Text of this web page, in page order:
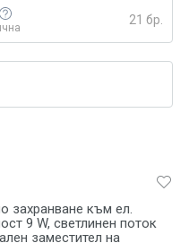
захранване към ел.
9 W, светлинен поток
заместител на
21 бр.